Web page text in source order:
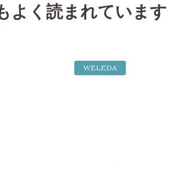
よく読まれています
WELEDA